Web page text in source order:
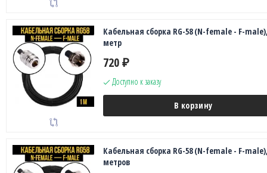
Кабельная сборка RG-58 (N-female - F-
метр
720 ₽
Доступно к заказу
В корзину
Кабельная сборка RG-58 (N-female - F-
метров